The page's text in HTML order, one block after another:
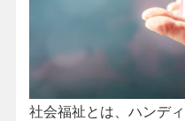
社会福祉とは、ハンデ